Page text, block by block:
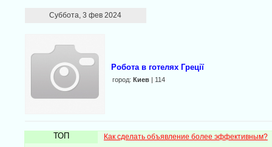
Суббота, 3 фев 2024
Робота в готелях Греції
город: Киев| 114
ТОП Как сделать объявление более эффективным?